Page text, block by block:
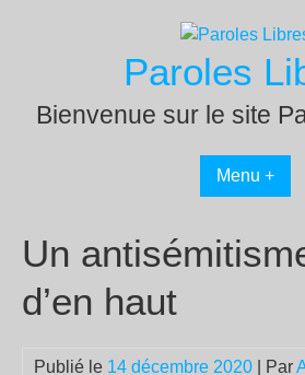
Paroles
Bienvenue sur le site
Menu +
Un
d’en haut
Publié le 14 décembre 2020 | Par